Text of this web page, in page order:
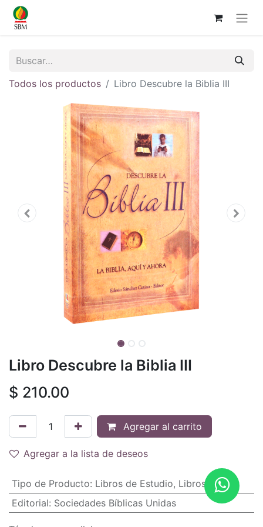
Todos los productos Libro Descubre la Biblia III
Libro Descubre la Biblia III
$ 210.00
Agregar al carrito
Agregar a la lista de deseos
Tipo de Producto: Libros de Estudio, Libros
Editorial: Sociedades Bíblicas Unidas